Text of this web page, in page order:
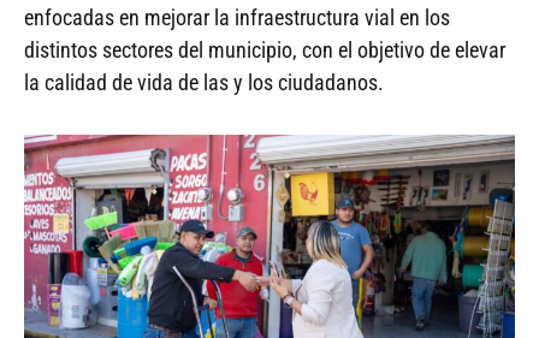
enfocadas en mejorar la infraestructura vial en los
distintos sectores del municipio, con el objetivo de elevar
la calidad de vida de las y los ciudadanos.